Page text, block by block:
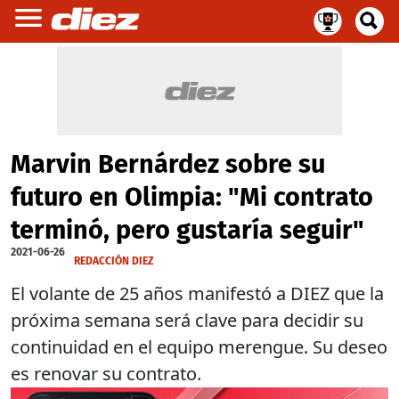
Marvin Bernárdez sobre su
futuro en Olimpia: "Mi contrato
terminó, pero gustaría seguir"
2021-06-26
REDACCIÓN DIEZ
El volante de 25 años manifestó a DIEZ que la
próxima semana será clave para decidir su
continuidad en el equipo merengue. Su deseo
es renovar su contrato.